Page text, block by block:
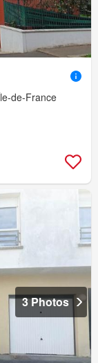
de-France
3 Photos